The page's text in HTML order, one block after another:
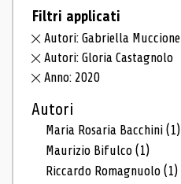
Filtri applicati
Autori: Gabriella Muccione
Autori: Gloria Castagnolo
Anno: 2020
Autori
Maria Rosaria Bacchini(1)
Maurizio Bifulco(1)
Riccardo Romagnuolo(1)